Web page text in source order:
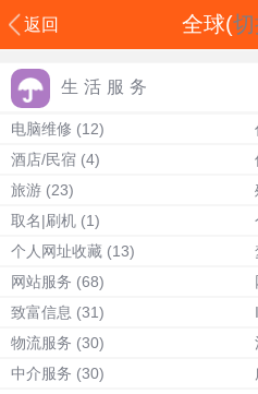
返回 全球(
生活服务
电脑维修 (12)
酒店/民宿 (4)
旅游 (23)
取名|刷机 (1)
个人网址收藏 (13)
网站服务 (68)
致富信息 (31)
物流服务 (30)
中介服务 (30)